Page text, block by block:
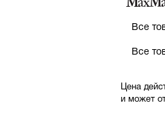
Все
Все
Цена
и может